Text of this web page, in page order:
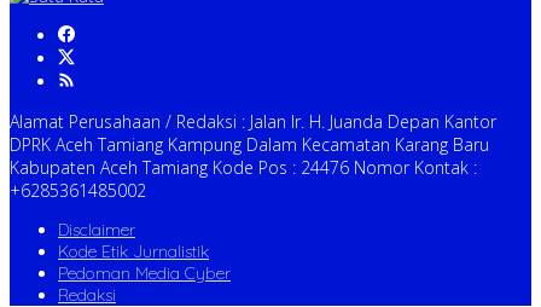
Alamat Perusahaan / Redaksi : Jalan Ir. H. Juanda Depan Kantor
DPRK Aceh Tamiang Kampung Dalam Kecamatan Karang Baru
Kabupaten Aceh Tamiang Kode Pos : 24476 Nomor Kontak :
+6285361485002
Disclaimer
Kode Etik Jurnalistik
Pedoman Media Cyber
Redaksi